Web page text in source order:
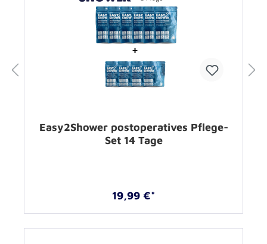
Easy2Shower postoperatives Pflege-
Set 14 Tage
19,99 €*